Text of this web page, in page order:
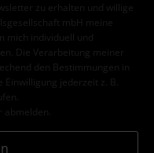
zu erhalten und willige
mbH meine
mich individuell und
Die Verarbeitung meiner
den Bestimmungen in
Einwilligung jederzeit z. B.